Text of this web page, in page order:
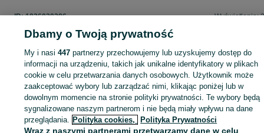
ID:1036020286 Wyświetlenia:
Zaloguj się lub załóż konto na OLX, aby skontaktować się z
sprzedającym
Zaloguj się / Załóż konto
Dbamy o Twoją prywatność
My i nasi447 partnerzy przechowujemy lub uzyskujemy dostęp do
informacji na urządzeniu, takich jak unikalne identyfikatory w plikach
cookie w celu przetwarzania danych osobowych. Użytkownik może
zaakceptować wybory lub zarządzać nimi, klikając poniżej lub w
dowolnym momencie na stronie polityki prywatności. Te wybory będą
sygnalizowane naszym partnerom i nie będą miały wpływu na dane
przeglądania. Polityka cookies, Polityka Prywatności
Wraz z naszymi partnerami przetwarzamy dane w celu